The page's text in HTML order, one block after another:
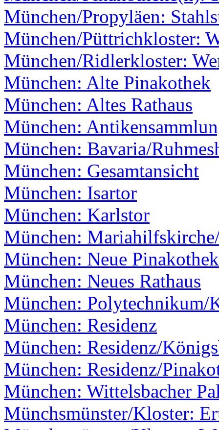
München/Propyläen:
München/Püttrichkloster:
München/Ridlerkloster:
München: Alte Pinakothek
München: Altes Rathaus
München:
München: Bavaria/
München: Gesamtansicht
München: Isartor
München: Karlstor
München:
München: Neue Pinakothek
München: Neues Rathaus
München: Polytechnikum/
München: Residenz
München: Residenz/
München: Residenz/
München: Wittelsbacher
Münchsmünster/Kloster: